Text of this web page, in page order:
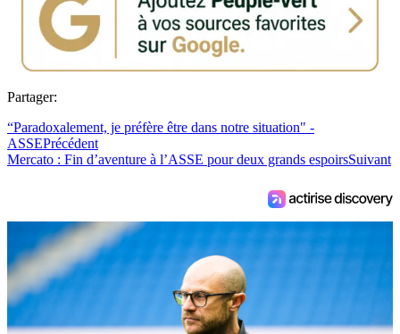
Partager:
“Paradoxalement, je préfère être dans notre situation" -
ASSEPrécédent
Mercato : Fin d’aventure à l’ASSE pour deux grands espoirsSuivant